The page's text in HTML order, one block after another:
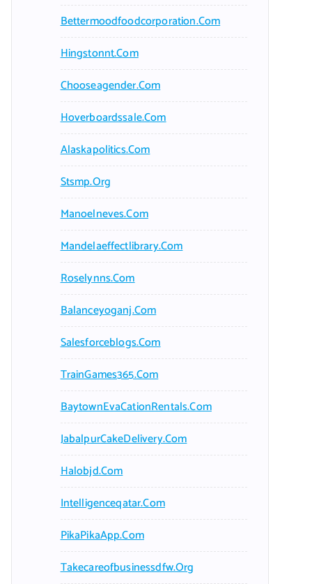
Bettermoodfoodcorporation.com
Hingstonnt.com
Chooseagender.com
Hoverboardssale.com
Alaskapolitics.com
Stsmp.org
Manoelneves.com
Mandelaeffectlibrary.com
Roselynns.com
Balanceyoganj.com
Salesforceblogs.com
TrainGames365.com
BaytownEvaCationRentals.com
JabalpurCakeDelivery.com
Halobjd.com
Intelligenceqatar.com
PikaPikaApp.com
Takecareofbusinessdfw.org